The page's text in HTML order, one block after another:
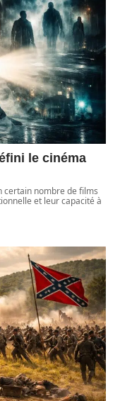
le cinéma
certain nombre de films
et leur capacité à